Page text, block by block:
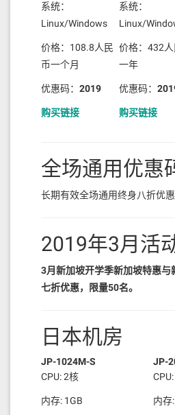
系统：
Linux/Windows
价格：108.8人民
币一个月
优惠码： 2019
购买链接
系统：
Linux/
价格：432人
一年
优惠码：
购买链接
全场通用优惠
长期有效全场通用终身八折优惠
2019年3月活
3月新加坡开学季新加坡特惠与
七折优惠，限量50名。
日本机房
JP-1024M-S
CPU: 2核
内存: 1GB
JP-
内存